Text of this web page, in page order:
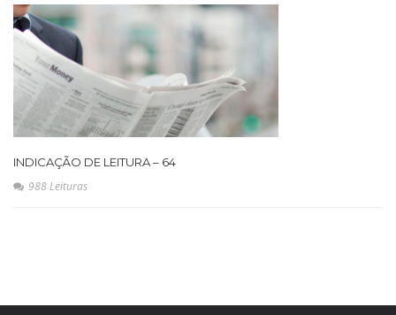
INDICAÇÃO DE LEITURA – 64
988 Leituras